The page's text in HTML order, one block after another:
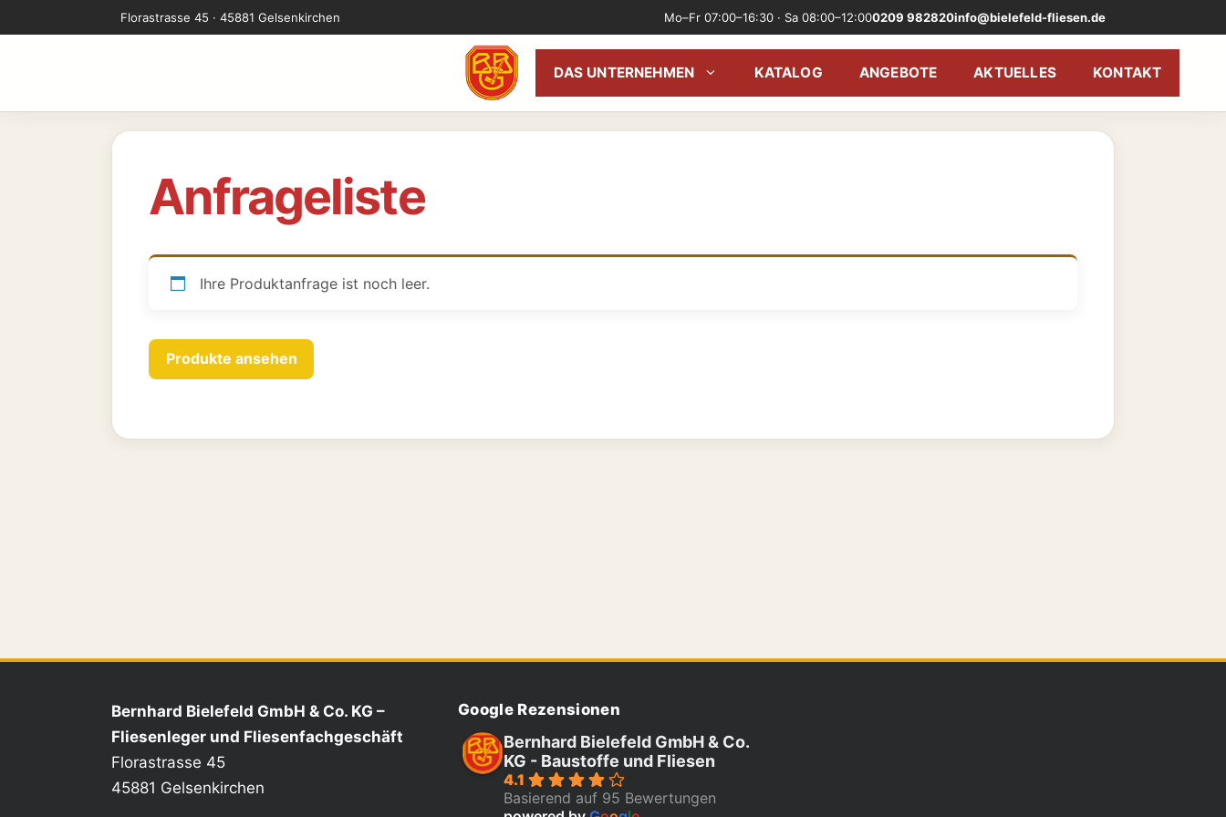
Inhalt
Florastrasse 45 · 45881 Gelsenkirchen Mo–Fr 07:00–16:30 · Sa 08:00–12:000209 982820info@bielefeld-fliesen.de
DAS UNTERNEHMEN KATALOG ANGEBOTE AKTUELLES KONTAKT
Anfrageliste
Ihre Produktanfrage ist noch leer.
Produkte ansehen
Bernhard Bielefeld GmbH & Co. KG –
Fliesenleger und Fliesenfachgeschäft
Florastrasse 45
45881 Gelsenkirchen
Google Rezensionen
Bernhard Bielefeld GmbH & Co.
KG - Baustoffe und Fliesen
4.1
Basierend auf 95 Bewertungen